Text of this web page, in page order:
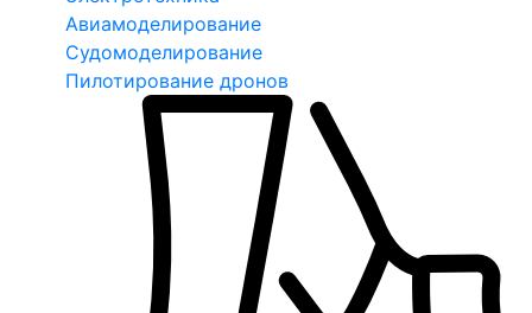
Авиамоделирование
Судомоделирование
Пилотирование дронов